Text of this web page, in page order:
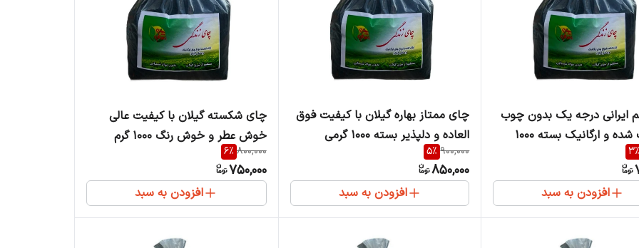
ایرانی درجه یک بدون چوب
و سورت شده و ارگانیک بسته ۱۰۰۰
3%
افزودن به سبد
چای ممتاز بهاره گیلان با کیفیت فوق
العاده و دلپذیر بسته 1000 گرمی
900,000
5%
850,000
افزودن به سبد
چای شکسته گیلان با کیفیت عالی
خوش عطر و خوش رنگ 1000 گرم
800,000
6%
750,000
افزودن به سبد